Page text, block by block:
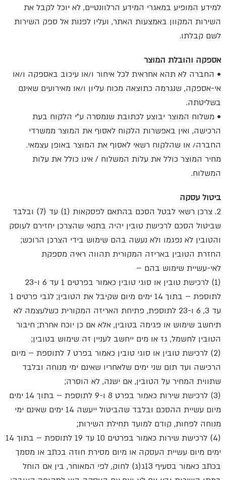
למידע המופיע במאגרי המידע הרלוונטיים, לא יוכל לקבל את
השירות המקוון באמצעות האתר, ועליו לפנות אל ספק השירות
לשם קבלתו.
אספקה והובלת המוצר
• החברה לא תהא אחראית לכל איחור ו/או עיכוב באספקה ו/או
אי-אספקה, שנגרמה כתוצאה מכוח עליון ו/או מאירועים שאינם
בשליטתה.
• משלוח המוצר יבוצע לכתובת שנמסרה ע”י הלקוח בעת
הרכישה, ואין באפשרות הלקוח לאסוף את המוצר ממשרדי
החברה/ או שהלקוח רשאי לאסוף את המוצר באופן עצמאי.
מחיר המוצר כולל את עלות המשלוח / אינו כולל את עלות
המשלוח.
ביטול עסקה
2. צרכן רשאי לבטל הסכם בהתאם לפסקאות (1) עד (7) ובלבד
שביטול הסכם לרכישת טובין יהיה בתנאי שהצרכן יחזירם לעוסק
והטובין לא נפגמו ולא נעשה בהם שימוש בידי הצרכן הרוכש;
החזרת הטובין באריזה המקורית תהווה ראיה מספקת
לאי-עשיית שימוש בהם –
(1) לרכישת טובין או סוגי טובין כאמור בפרטים 1 עד 6 ו-23
לתוספת – בתוך 14 ימים מיום שקיבל את הטובין; לגבי פרטים 1
עד 3, 6 ו-23 לתוספת, פתיחת האריזה המקורית כשלעצמה לא
תיחשב שימוש או פגימה בטובין, אלא אם כן יוכח אחרת; חיבור
הטובין לחשמל, גז או מים ייחשב לעניין זה שימוש בטובין;
(2) לרכישת טובין או סוגי טובין כאמור בפרט 7 לתוספת – מיום
הרכישה ועד תום שני ימים שלאחריו שאינם ימי מנוחה ובלבד
שתווית המחיר על הטובין, אם ישנה, לא הוסרה;
(3) לרכישת שירות כאמור בפרט 8 ו-9 לתוספת – בתוך 14 ימים
מיום עשיית ההסכם ובלבד שהביטול ייעשה 14 ימים שאינם ימי
מנוחה לפחות, קודם למועד תחילת השירות;
(4) לרכישת שירות כאמור בפרטים 10 עד 19 לתוספת – בתוך 14
ימים מיום עשיית העסקה או מיום מסירת חוזה בכתב או מסמך
בכתב כאמור בסעיף 13ג(ג) לחוק, לפי המאוחר, בין אם הוחל